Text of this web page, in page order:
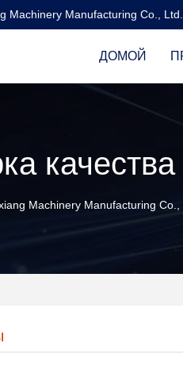
Machinery Manufacturing Co., Ltd.
ДОМОЙ
качества
Machinery Manufacturing Co.,